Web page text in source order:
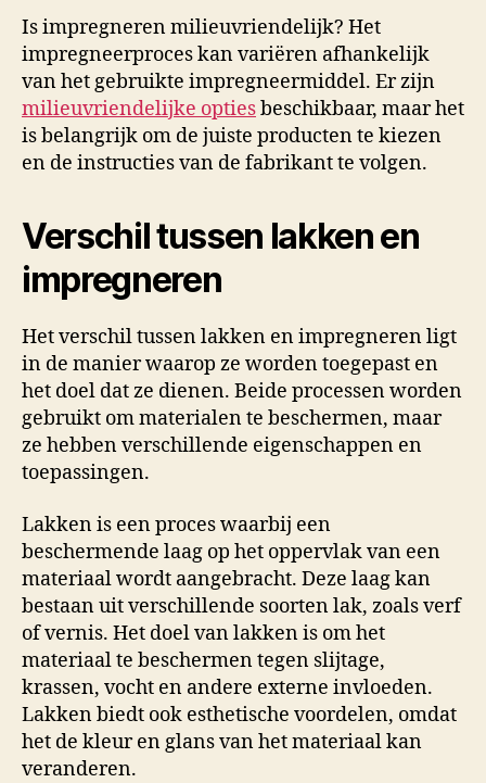
Is impregneren milieuvriendelijk? Het
impregneerproces kan variëren afhankelijk
van het gebruikte impregneermiddel. Er zijn
milieuvriendelijke optiesbeschikbaar, maar het
is belangrijk om de juiste producten te kiezen
en de instructies van de fabrikant te volgen.
Verschil tussen lakken en
impregneren
Het verschil tussen lakken en impregneren ligt
in de manier waarop ze worden toegepast en
het doel dat ze dienen. Beide processen worden
gebruikt om materialen te beschermen, maar
ze hebben verschillende eigenschappen en
toepassingen.
Lakken is een proces waarbij een
beschermende laag op het oppervlak van een
materiaal wordt aangebracht. Deze laag kan
bestaan uit verschillende soorten lak, zoals verf
of vernis. Het doel van lakken is om het
materiaal te beschermen tegen slijtage,
krassen, vocht en andere externe invloeden.
Lakken biedt ook esthetische voordelen, omdat
het de kleur en glans van het materiaal kan
veranderen.